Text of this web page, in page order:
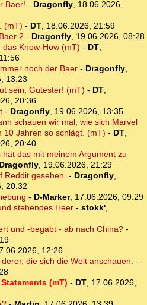
Baer! - Dragonfly, 18.06.2026,
(mT) - DT, 18.06.2026, 21:59
2 - Dragonfly, 19.06.2026, 08:28
das Know-How (mT) - DT,
noch der Baer- Dragonfly,
13:23
sein, Gutester! (mT) - DT,
20:36
- Dragonfly, 19.06.2026, 13:35
schauen wir mal, wie sich Marvel
10 Jahren so schlägt. (mT) - DT,
20:40
hat das mit meinem Argument zu
Dragonfly, 19.06.2026, 21:29
Reddit gesehen. - Dragonfly,
20:32
- D-Marker, 17.06.2026, 09:29
stehendes Heer- stokk',
und -begabt - ab nach China?-
12:26
die sich die Welt anschauen. -
(mT) - DT, 17.06.2026,